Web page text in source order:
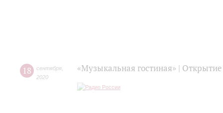
18 сентября
2020
«Музыкальная гостиная» |